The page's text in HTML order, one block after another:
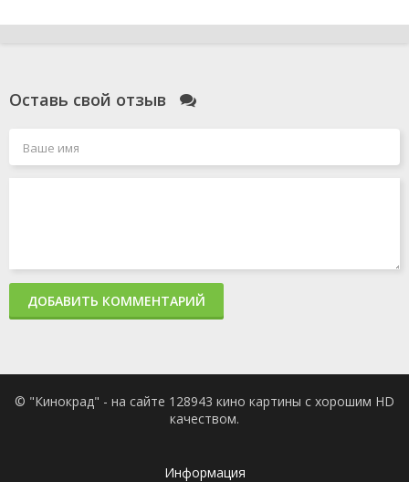
Оставь свой отзыв
ДОБАВИТЬ КОММЕНТАРИЙ
© "Кинокрад" - на сайте 128943 кино картины с хорошим HD
качеством.
Информация